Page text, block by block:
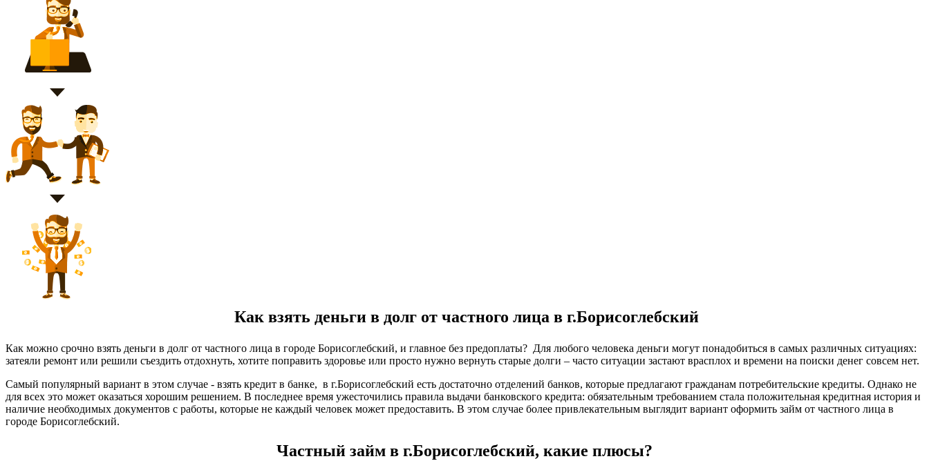
Как взять деньги в долг от частного лица в г.Борисоглебский
Как можно срочно взять деньги в долг от частного лица в городе Борисоглебский, и главное без предоплаты? Для любого человека деньги могут понадобиться в самых различных ситуациях:
затеяли ремонт или решили съездить отдохнуть, хотите поправить здоровье или просто нужно вернуть старые долги – часто ситуации застают врасплох и времени на поиски денег совсем нет.
Самый популярный вариант в этом случае - взять кредит в банке, в г.Борисоглебский есть достаточно отделений банков, которые предлагают гражданам потребительские кредиты. Однако не
для всех это может оказаться хорошим решением. В последнее время ужесточились правила выдачи банковского кредита: обязательным требованием стала положительная кредитная история и
наличие необходимых документов с работы, которые не каждый человек может предоставить. В этом случае более привлекательным выглядит вариант оформить займ от частного лица в
городе Борисоглебский.
Частный займ в г.Борисоглебский, какие плюсы?